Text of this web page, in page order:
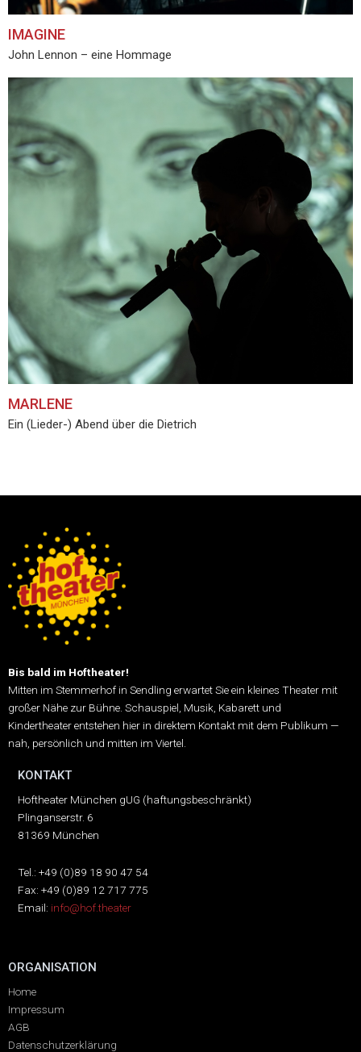
IMAGINE
John Lennon – eine Hommage
MARLENE
Ein (Lieder-) Abend über die Dietrich
Bis bald im Hoftheater!
Mitten im Stemmerhof in Sendling erwartet Sie ein kleines Theater mit
großer Nähe zur Bühne. Schauspiel, Musik, Kabarett und
Kindertheater entstehen hier in direktem Kontakt mit dem Publikum —
nah, persönlich und mitten im Viertel.
KONTAKT
Hoftheater München gUG (haftungsbeschränkt)
Plinganserstr. 6
81369 München
Tel.: +49 (0)89 18 90 47 54
Fax: +49 (0)89 12 717 775
Email: info@hof.theater
ORGANISATION
Home
Impressum
AGB
Datenschutzerklärung